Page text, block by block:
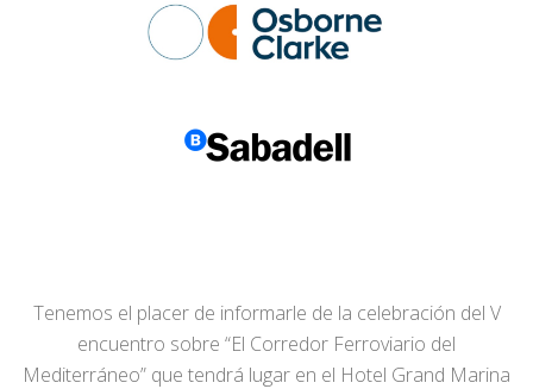
Tenemos el placer de informarle de la celebración del V
encuentro sobre “El Corredor Ferroviario del
Mediterráneo” que tendrá lugar en el Hotel Grand Marina